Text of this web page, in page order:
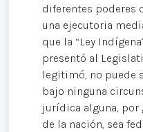
diferentes poderes
una ejecutoria
que la “Ley
presentó al
legitimó, no puede
bajo ninguna
jurídica alguna, por
de la nación, sea